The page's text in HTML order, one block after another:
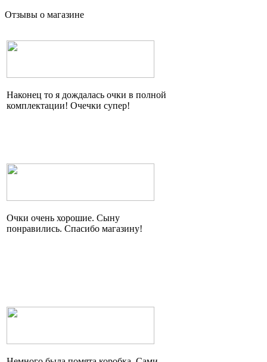
Отзывы о магазине
Наконец то я дождалась очки в полной
комплектации! Очечки супер!
Очки очень хорошие. Сыну
понравились. Спасибо магазину!